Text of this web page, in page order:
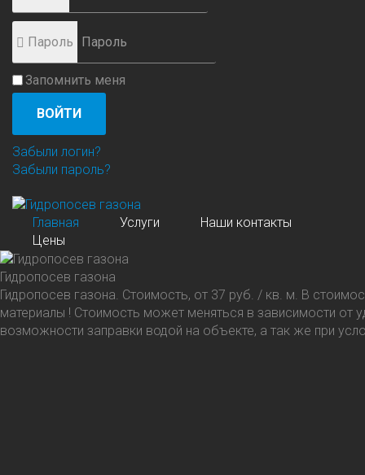
Пароль
Запомнить меня
ВОЙТИ
Забыли логин?
Забыли пароль?
Главная Услуги
Наши контакты
Цены
Гидропосев газона
Гидропосев газона. Стоимость, от 37 руб. / кв. м. В
материалы ! Стоимость может меняться в зависимости от
возможности заправки водой на объекте, а так же при